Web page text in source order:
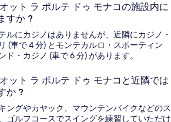
ット ラ ポルテ ドゥ モナコの施設内に
すか ?
ルにカジノはありませんが、近隣にカジノ・
(車で 4 分) とモンテカルロ・スポーティン
ド・カジノ (車で 6 分) があります。
ット ラ ポルテ ドゥ モナコと近隣では
か ?
ングやカヤック、マウンテンバイクなどのス
ゴルフコースでスイングを練習していただけ